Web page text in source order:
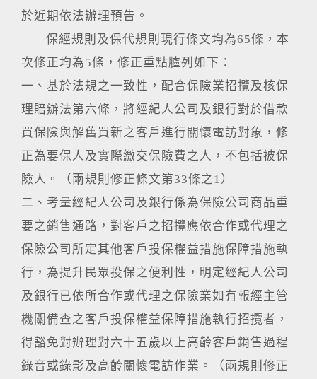
於近期依法辦理預告。
保經規則及保代規則現行條文均為65條，本
次修正均為5條，修正重點臚列如下：
一、基於法規之一致性，配合保險業招攬及核保
理賠辦法第六條，將經紀人公司及銀行對於借款
買保險與解舊買新之客戶進行關懷電訪對象，修
正為要保人及實際繳交保險費之人，不包括被保
險人。（兩規則修正條文第33條之1）
二、考量經紀人公司及銀行係為保險公司商品重
要之銷售通路，對客戶之招攬應依合作或代理之
保險公司所定其他客戶投保權益措施保障措施執
行，為提升民眾投保之便利性，明定經紀人公司
及銀行已依所合作或代理之保險業如有報經主管
機關備查之客戶投保權益保障措施執行招攬者，
得豁免對辦理對六十五歲以上高齡客戶銷售過程
錄音或錄影及高齡關懷電訪作業。（兩規則修正